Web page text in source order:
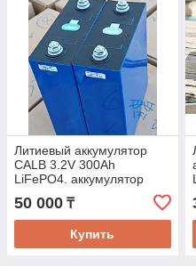
Литиевый аккумулятор
CALB 3.2V 300Ah
LiFePO4. аккумулятор
50 000 ₸
Купить